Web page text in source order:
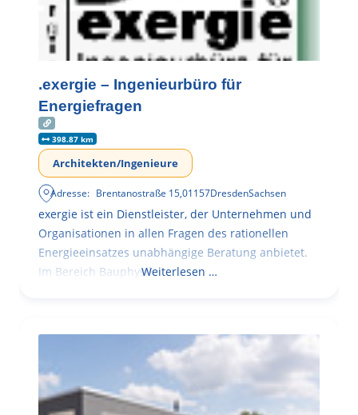
.exergie – Ingenieurbüro für
Energiefragen
398.87 km
Architekten/Ingenieure
Adresse: Brentanostraße 15,01157DresdenSachsen
exergie ist ein Dienstleister, der Unternehmen und
Organisationen in allen Fragen des rationellen
Energieeinsatzes unabhängige Beratung anbietet.
Im Bereich BauphysikWeiterlesen …